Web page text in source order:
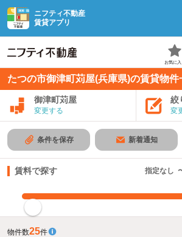
ニフティ不動産
賃貸アプリ
お気に入
たつの市御津町苅屋(兵庫県)の賃貸物件
御津町苅屋
変更する
絞
変
条件を保存 新着通知
賃料で探す 指定なし
物件数25件